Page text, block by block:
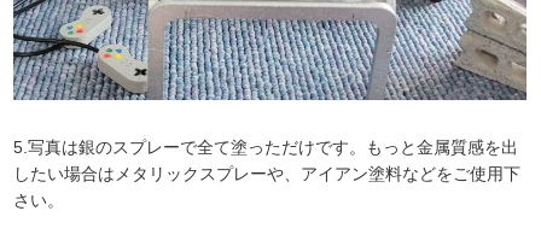
5.写真は銀のスプレーで全て塗っただけです。もっと金属質感を出
したい場合はメタリックスプレーや、アイアン塗料などをご使用下
さい。